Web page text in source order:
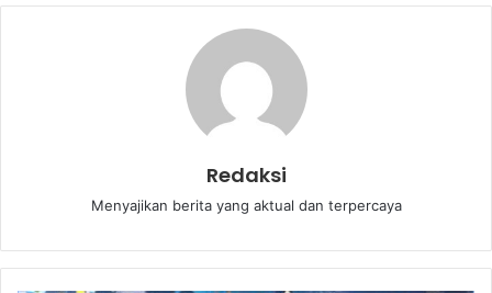
Redaksi
Menyajikan berita yang aktual dan terpercaya